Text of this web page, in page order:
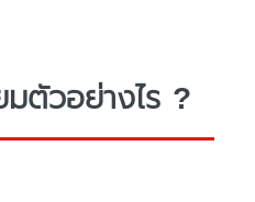
ตัวอย่างไร ?